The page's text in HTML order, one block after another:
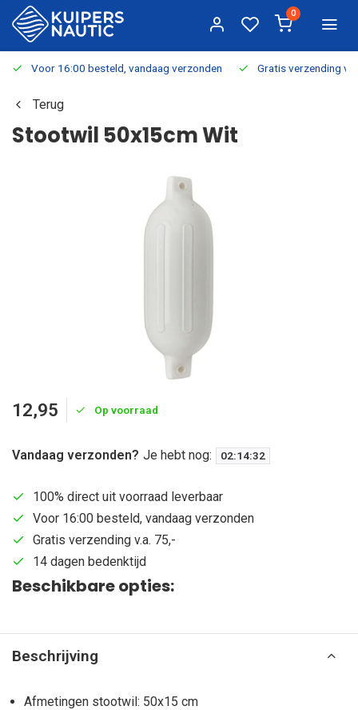
0
Voor 16:00 besteld, vandaag verzonden Gratis verzending
Terug
Stootwil 50x15cm Wit
12,95 Op voorraad
Vandaag verzonden? Je hebt nog: 02:14:31
100% direct uit voorraad leverbaar
Voor 16:00 besteld, vandaag verzonden
Gratis verzending v.a. 75,-
14 dagen bedenktijd
Beschikbare opties:
Beschrijving
Afmetingen stootwil: 50x15 cm